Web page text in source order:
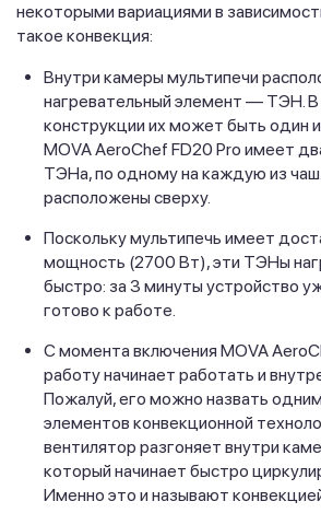
некоторыми вариациями в
такое конвекция:
Внутри камеры мультипечи
нагревательный элемент — ТЭН. В
конструкции их может быть один
MOVA AeroChef FD20 Pro имеет
ТЭНа, по одному на каждую из
расположены сверху.
Поскольку мультипечь имеет
мощность (2700 Вт), эти ТЭНы
быстро: за 3 минуты устройство
готово к работе.
С момента включения MOVA
работу начинает работать и
Пожалуй, его можно назвать
элементов конвекционной
вентилятор разгоняет внутри
который начинает быстро
Именно это и называют